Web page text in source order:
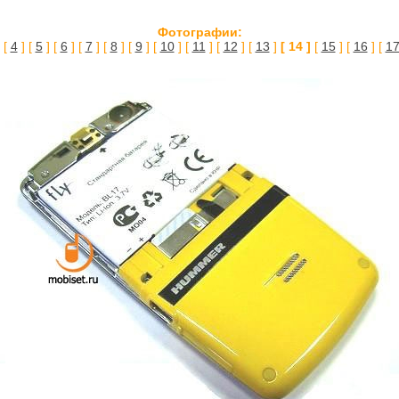
Фотографии:
[ 4] [ 5] [ 6 ] [ 7 ] [ 8 ] [ 9 ] [ 10] [ 11 ] [ 12 ] [ 13 ] [ 14 ] [ 15] [ 16 ] [ 17